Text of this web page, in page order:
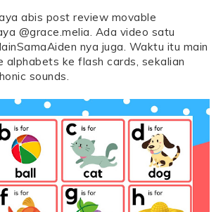
abis post review movable
@grace.melia. Ada video satu
nya juga. Waktu itu main
alphabets ke flash cards, sekalian
sounds.